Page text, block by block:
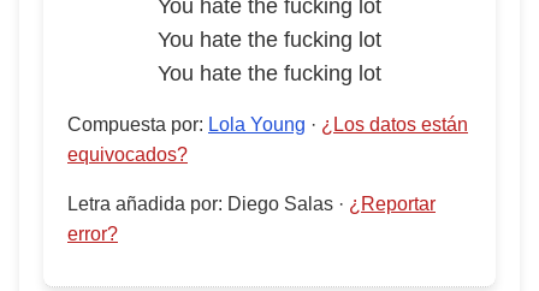
You hate the fucking lot
You hate the fucking lot
You hate the fucking lot
Compuesta por: Lola Young · ¿Los datos están
equivocados?
Letra añadida por: Diego Salas · ¿Reportar
error?